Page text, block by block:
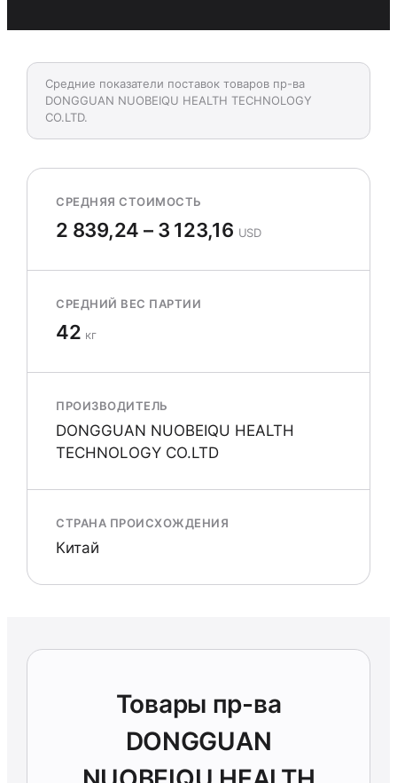
Средние показатели поставок товаров пр-ва
DONGGUAN NUOBEIQU HEALTH TECHNOLOGY
CO.LTD.
СРЕДНЯЯ СТОИМОСТЬ
2 839,24 – 3 123,16 USD
СРЕДНИЙ ВЕС ПАРТИИ
42 кг
ПРОИЗВОДИТЕЛЬ
DONGGUAN NUOBEIQU HEALTH
TECHNOLOGY CO.LTD
СТРАНА ПРОИСХОЖДЕНИЯ
Китай
Товары пр-ва
DONGGUAN